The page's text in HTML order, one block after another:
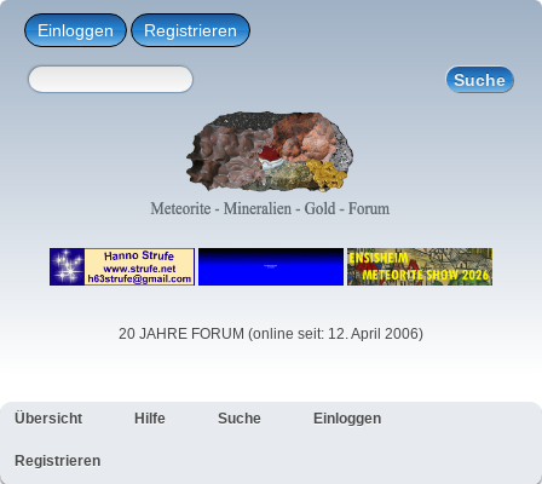
Einloggen Registrieren
20 JAHRE FORUM (online seit: 12. April 2006)
Übersicht Hilfe Suche Einloggen
Registrieren